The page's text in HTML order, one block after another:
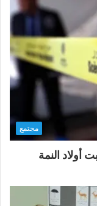
مجتمع
النمة